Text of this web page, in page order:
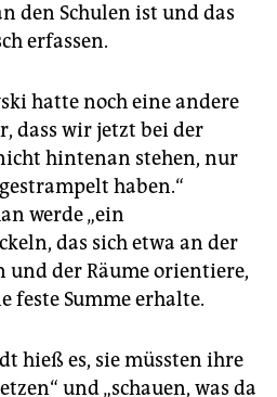
den Schulen ist und das
erfassen.
hatte noch eine andere
dass wir jetzt bei der
hintenan stehen, nur
haben.“
werde „ein
das sich etwa an der
und der Räume orientiere,
feste Summe erhalte.
hieß es, sie müssten ihre
und „schauen, was da